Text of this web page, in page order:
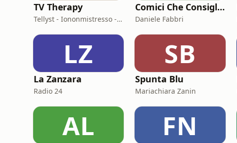
TV Therapy
Tellyst - Iononmistresso - Vois
Comici Che Consigliano Cose
Daniele Fabbri
LZ
La Zanzara
Radio 24
SB
Spunta Blu
Mariachiara Zanin
AL FN